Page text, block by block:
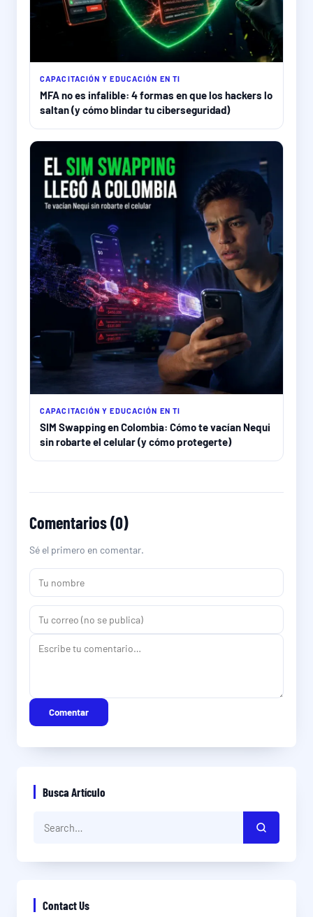
CAPACITACIÓN Y EDUCACIÓN EN TI
MFA no es infalible: 4 formas en que los hackers lo
saltan (y cómo blindar tu ciberseguridad)
CAPACITACIÓN Y EDUCACIÓN EN TI
SIM Swapping en Colombia: Cómo te vacían Nequi
sin robarte el celular (y cómo protegerte)
Comentarios (0)
Sé el primero en comentar.
Comentar
Busca Artículo
Contact Us